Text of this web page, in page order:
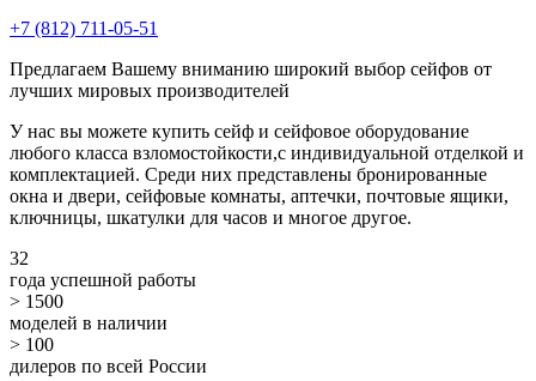
+7 (812) 711-05-51
Предлагаем Вашему вниманию широкий выбор сейфов от
лучших мировых производителей
У нас вы можете купить сейф и сейфовое оборудование
любого класса взломостойкости,с индивидуальной отделкой и
комплектацией. Среди них представлены бронированные
окна и двери, сейфовые комнаты, аптечки, почтовые ящики,
ключницы, шкатулки для часов и многое другое.
32
года успешной работы
> 1500
моделей в наличии
> 100
дилеров по всей России